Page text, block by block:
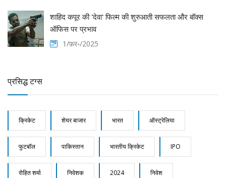
शाहिद कपूर की 'देवा' फिल्म की शुरुआती सफलता और बॉक्स
ऑफिस पर प्रभाव
1/फ़र॰/2025
प्रसिद्ध टग्स
क्रिकेट शेयर बाजार भारत ऑस्ट्रेलिया
फुटबॉल पाकिस्तान भारतीय क्रिकेट IPO
रोहित शर्मा निवेशक 2024 निवेश